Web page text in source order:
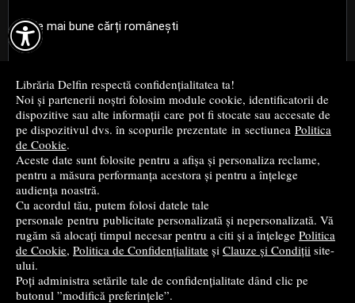

Librăria Delfin respectă confidențialitatea ta!
Noi și partenerii noștri folosim module cookie, identificatorii de
dispozitive sau alte informații care pot fi stocate sau accesate de
pe dispozitivul dvs. în scopurile prezentate in sectiunea Politica
de Cookie.
Aceste date sunt folosite pentru a afișa și personaliza reclame,
pentru a măsura performanța acestora și pentru a înțelege
audiența noastră.
Cu acordul tău, putem folosi datele tale
personale pentru publicitate personalizată și nepersonalizată. Vă
rugăm să alocați timpul necesar pentru a citi și a înțelege Politica
de Cookie, Politica de Confidențialitate și Clauze și Condiții site-
ului.
Poți administra setările tale de confidențialitate dând clic pe
butonul ”modifică preferințele”.
Cele mai bune cărți românești
Cele mai bune cărți de istorie
Top cărți beletristică
...toate știrile
© 2004 - 2026 Grup DZC SRL
Magazin onlinecreat de Vital Soft
Created in 0.0993 sec